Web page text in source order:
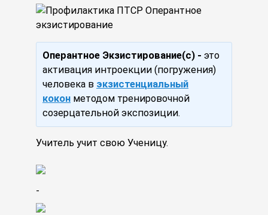
Оперантное Экзистирование(с) - это
активация интроекции (погружения)
человека в экзистенциальный
кокон методом тренировочной
созерцательной экспозиции.
Учитель учит свою Ученицу.
-